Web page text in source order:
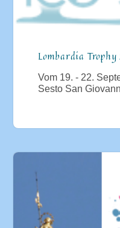
Lombardia Trophy
Vom 19. - 22.
Sesto San